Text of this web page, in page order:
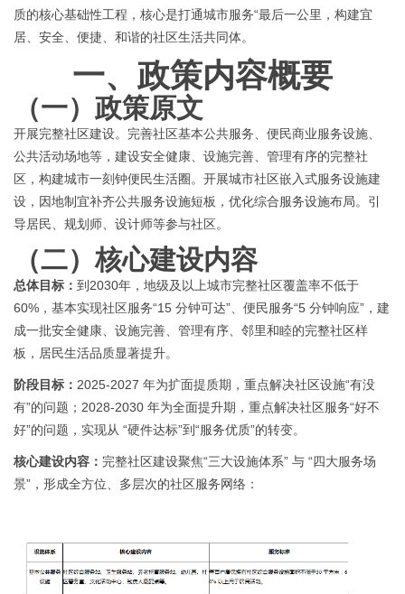
质的核心基础性工程，核心是打通城市服务“最后一公里，构建宜
居、安全、便捷、和谐的社区生活共同体。
一、 政策内容概要
（一） 政策原文
开展完整社区建设。完善社区基本公共服务、便民商业服务设施、
公共活动场地等，建设安全健康、设施完善、管理有序的完整社
区，构建城市一刻钟便民生活圈。开展城市社区嵌入式服务设施建
设，因地制宜补齐公共服务设施短板，优化综合服务设施布局。引
导居民、规划师、设计师等参与社区。
（二）核心建设内容
总体目标： 到 2030年，地级及以上城市完整社区覆盖率不低于
60%，基本实现社区服务“15 分钟可达”、便民服务“5 分钟响应”，建
成一批安全健康、设施完善、管理有序、邻里和睦的完整社区样
板，居民生活品质显著提升。
阶段目标： 2025-2027 年为扩面提质期，重点解决社区设施“有没
有”的问题；2028-2030 年为全面提升期，重点解决社区服务“好不
好”的问题，实现从 “硬件达标”到“服务优质”的转变。
核心建设内容 ： 完整社区建设聚焦“三大设施体系” 与 “四大服务场
景”，形成全方位、多层次的社区服务网络：